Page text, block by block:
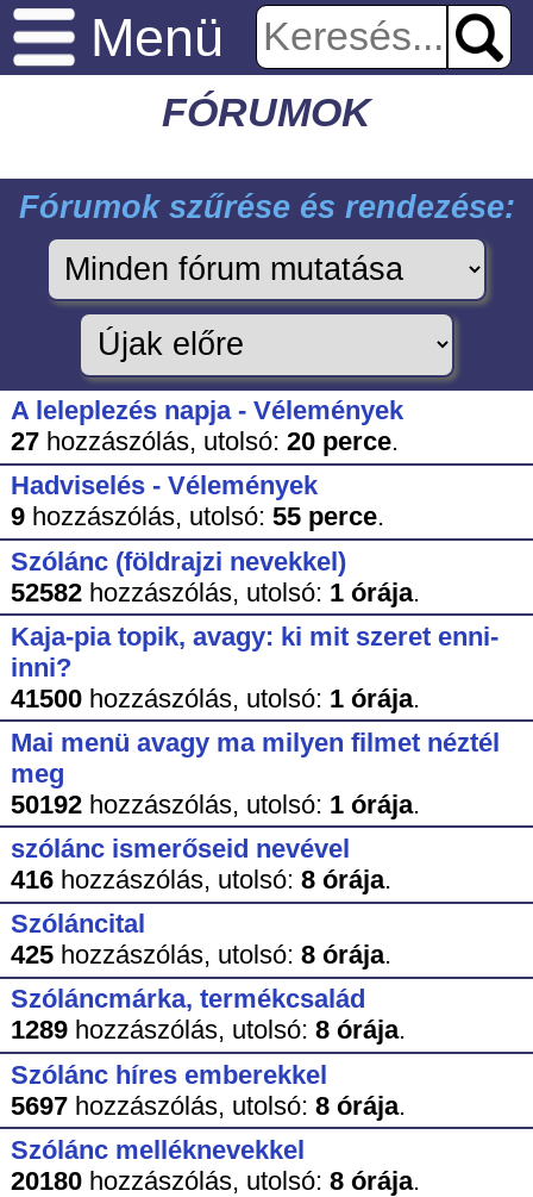
Menü
FÓRUMOK
Fórumok szűrése és rendezése:
A leleplezés napja - Vélemények
27hozzászólás, utolsó: 20 perce.
Hadviselés - Vélemények
9hozzászólás, utolsó: 55 perce.
Szólánc (földrajzi nevekkel)
52582hozzászólás, utolsó: 1 órája.
Kaja-pia topik, avagy: ki mit szeret enni-
inni?
41500hozzászólás, utolsó: 1 órája.
Mai menü avagy ma milyen filmet néztél
meg
50192hozzászólás, utolsó: 1 órája.
szólánc ismerőseid nevével
416hozzászólás, utolsó: 8 órája.
Szóláncital
425hozzászólás, utolsó: 8 órája.
Szóláncmárka, termékcsalád
1289hozzászólás, utolsó: 8 órája.
Szólánc híres emberekkel
5697hozzászólás, utolsó: 8 órája.
Szólánc melléknevekkel
20180hozzászólás, utolsó: 8 órája.